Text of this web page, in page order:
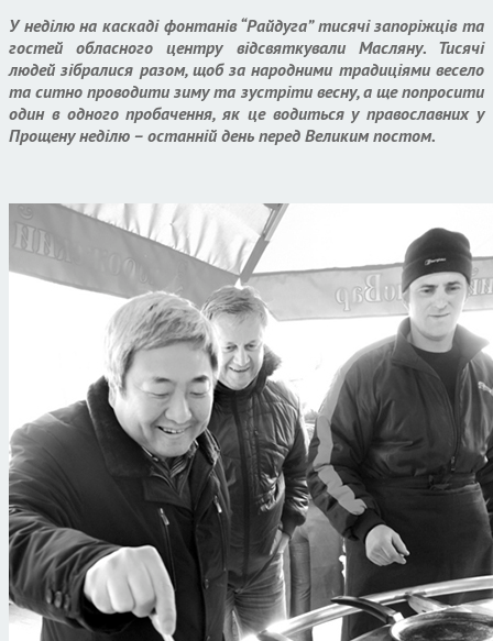
У неділю на каскаді фонтанів “Райдуга” тисячі запоріжців та
гостей обласного центру відсвяткували Масляну. Тисячі
людей зібралися разом, щоб за народними традиціями весело
та ситно проводити зиму та зустріти весну, а ще попросити
один в одного пробачення, як це водиться у православних у
Прощену неділю – останній день перед Великим постом.